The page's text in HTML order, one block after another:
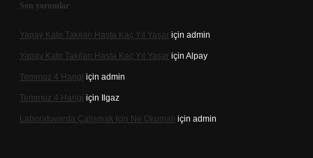
Son yorumlar
Yapay Kalp Takılan Hasta Kaç Yıl Yaşar için admin
Yapay Kalp Takılan Hasta Kaç Yıl Yaşar için Alpay
Temmuz 4 Hangi için admin
Temmuz 4 Hangi için Ilgaz
Laboratuvarda Çalışmak Için Ne Okumalı için admin